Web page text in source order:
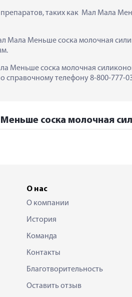
таких как  Мал Мала
Мала Меньше соска молочная
Меньше соска молочная
справочному телефону 8-800-777-
соска молочная
О нас
О компании
История
Команда
Контакты
Благотворительность
Оставить отзыв